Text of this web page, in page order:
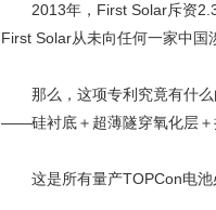
2013年，First Solar斥资
First Solar从未向任何一家中国
那么，这项专利究竟有什
——硅衬底＋超薄隧穿氧化层＋
这是所有量产TOPCon电